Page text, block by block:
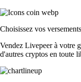
Choisissez vos versements
Vendez Livepeer à votre
d'autres cryptos en toute